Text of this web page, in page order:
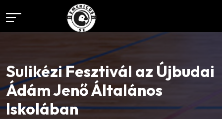
Sulikézi Fesztivál az Újbudai
Ádám Jenő Általános
Iskolában